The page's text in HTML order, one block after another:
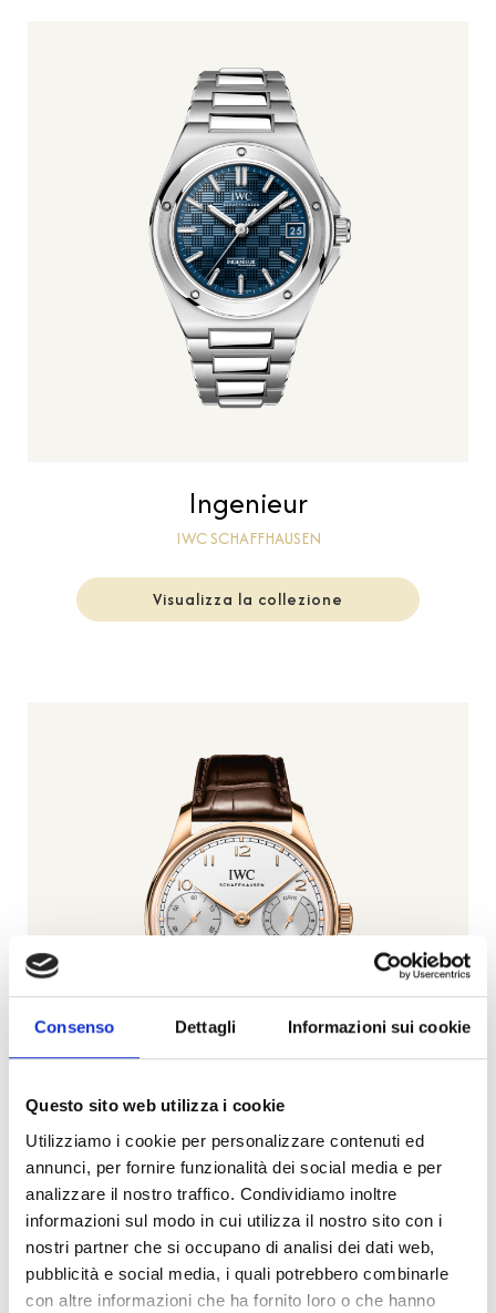
Consenso Dettagli Informazioni sui cookie
Questo sito web utilizza i cookie
Utilizziamo i cookie per personalizzare contenuti ed
annunci, per fornire funzionalità dei social media e per
analizzare il nostro traffico. Condividiamo inoltre
informazioni sul modo in cui utilizza il nostro sito con i
nostri partner che si occupano di analisi dei dati web,
pubblicità e social media, i quali potrebbero combinarle
con altre informazioni che ha fornito loro o che hanno
Ingenieur
IWC SCHAFFHAUSEN
Visualizza la collezione
Portugieser
IWC SCHAFFHAUSEN
Visualizza la collezione